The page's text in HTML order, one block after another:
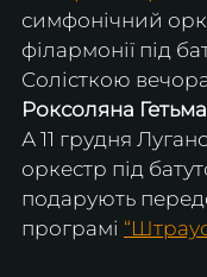
симфонічний
філармонії під
Солісткою
Роксоляна
А 11 грудня
оркестр під
подарують
програмі